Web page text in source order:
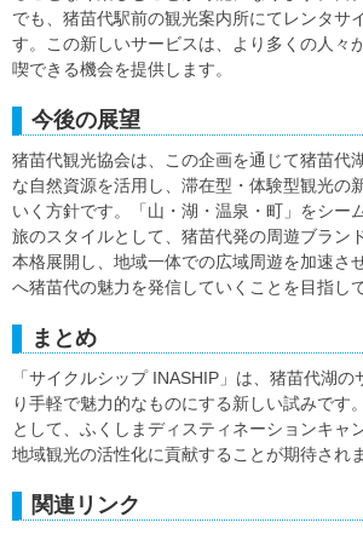
でも、猪苗代駅前の観光案内所にてレンタサ
す。この新しいサービスは、より多くの人々
喫できる機会を提供します。
今後の展望
猪苗代観光協会は、この企画を通じて猪苗代
な自然資源を活用し、滞在型・体験型観光の
いく方針です。「山・湖・温泉・町」をシー
旅のスタイルとして、猪苗代発の周遊ブラン
本格展開し、地域一体での広域周遊を加速さ
へ猪苗代の魅力を発信していくことを目指し
まとめ
「サイクルシップ INASHIP」は、猪苗代湖の
り手軽で魅力的なものにする新しい試みです
として、ふくしまディスティネーションキャ
地域観光の活性化に貢献することが期待されま
関連リンク